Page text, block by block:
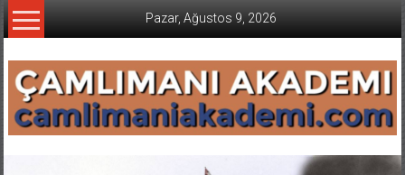
İçeriğe
geç
Pazar, Ağustos 9, 2026